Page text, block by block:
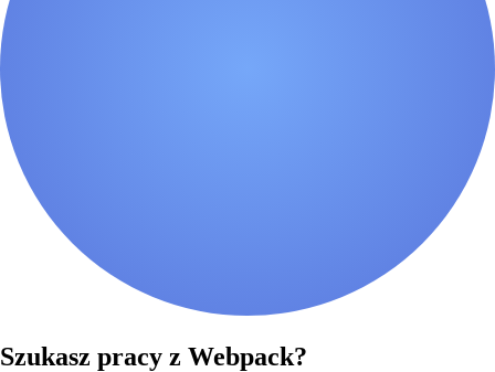
Szukasz pracy z Webpack?